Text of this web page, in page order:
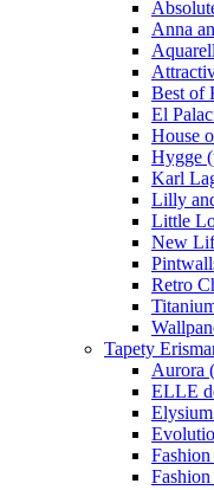
Anna
Best of
El
House
Hygge
Karl
Lilly
Little
New
Retro
Tapety
Aurora
ELLE